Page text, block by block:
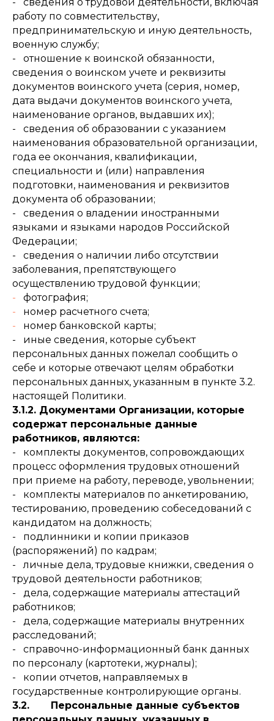
работу по совместительству,
предпринимательскую и иную деятельность,
военную службу;
- отношение к воинской обязанности,
сведения о воинском учете и реквизиты
документов воинского учета (серия, номер,
дата выдачи документов воинского учета,
наименование органов, выдавших их);
- сведения об образовании с указанием
наименования образовательной организации,
года ее окончания, квалификации,
специальности и (или) направления
подготовки, наименования и реквизитов
документа об образовании;
- сведения о владении иностранными
языками и языками народов Российской
Федерации;
- сведения о наличии либо отсутствии
заболевания, препятствующего
осуществлению трудовой функции;
- фотография;
- номер расчетного счета;
- номер банковской карты;
- иные сведения, которые субъект
персональных данных пожелал сообщить о
себе и которые отвечают целям обработки
персональных данных, указанным в пункте 3.2.
настоящей Политики.
3.1.2. Документами Организации, которые
содержат персональные данные
работников, являются:
- комплекты документов, сопровождающих
процесс оформления трудовых отношений
при приеме на работу, переводе, увольнении;
- комплекты материалов по анкетированию,
тестированию, проведению собеседований с
кандидатом на должность;
- подлинники и копии приказов
(распоряжений) по кадрам;
- личные дела, трудовые книжки, сведения о
трудовой деятельности работников;
- дела, содержащие материалы аттестаций
работников;
- дела, содержащие материалы внутренних
расследований;
- справочно-информационный банк данных
по персоналу (картотеки, журналы);
- копии отчетов, направляемых в
государственные контролирующие органы.
3.2. Персональные данные субъектов